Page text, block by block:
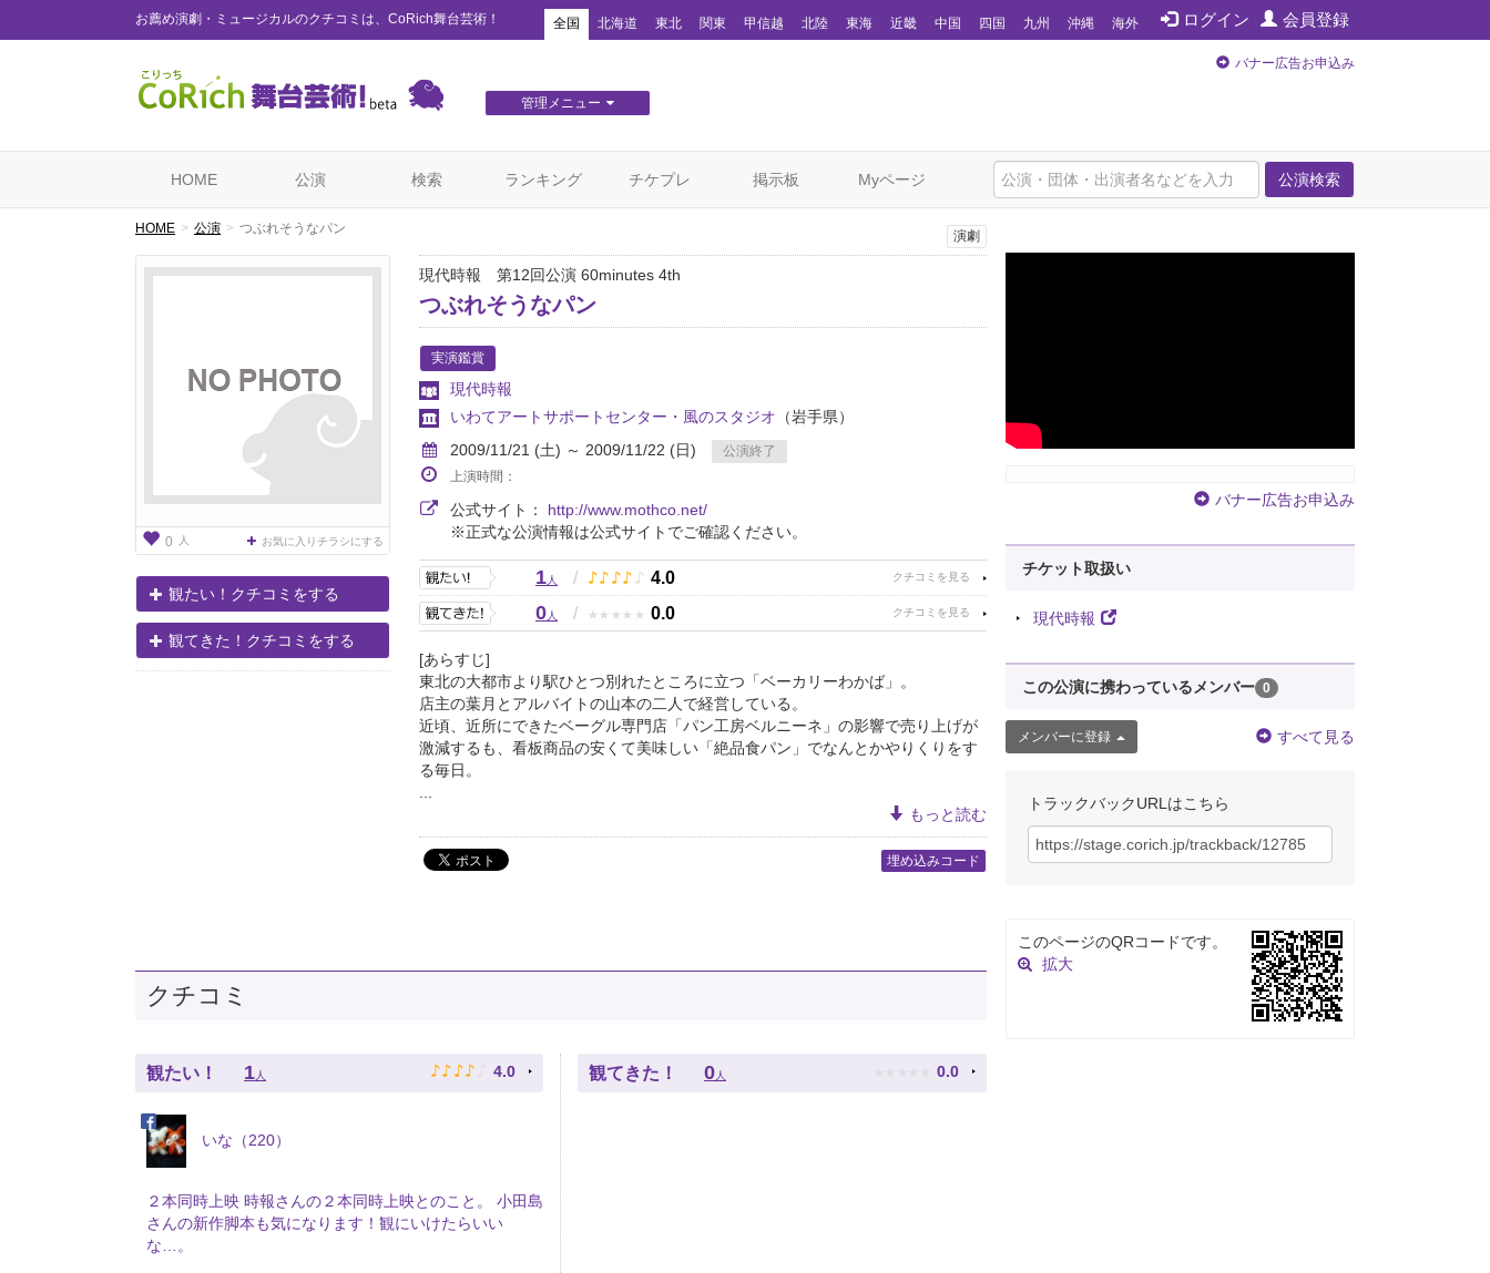
お薦め演劇・ミュージカルのクチコミは、CoRich舞台芸術！ ログイン 会員登録
全国 北海道 東北 関東 甲信越 北陸 東海 近畿 中国 四国 九州 沖縄 海外
管理メニュー
バナー広告お申込み
公演検索
HOME 公演 検索 ランキング チケプレ 掲示板 Myページ
HOME 公演 つぶれそうなパン
0 人 お気に入りチラシにする
観たい！クチコミをする
観てきた！クチコミをする
演劇
現代時報 第12回公演 60minutes 4th
つぶれそうなパン
実演鑑賞
現代時報
いわてアートサポートセンター・風のスタジオ （岩手県）
2009/11/21 (土) ～ 2009/11/22 (日)
公演終了
上演時間：
公式サイト： http://www.mothco.net/
※正式な公演情報は公式サイトでご確認ください。
1人 / ♪ ♪ ♪ ♪ ♪ 4.0
0人 / ★ ★ ★ ★ ★ 0.0
[あらすじ]
東北の大都市より駅ひとつ別れたところに立つ「ベーカリーわかば」。
店主の葉月とアルバイトの山本の二人で経営している。
近頃、近所にできたベーグル専門店「パン工房ベルニーネ」の影響で売り上げが
激減するも、看板商品の安くて美味しい「絶品食パン」でなんとかやりくりをす
る毎日。
もっと読む
埋め込みコード
クチコミ
観たい！ 1 人 ♪ ♪ ♪ ♪ ♪ 4.0
いな（220）
２本同時上映 時報さんの２本同時上映とのこと。 小田島
さんの新作脚本も気になります！観にいけたらいい
な…。
観てきた！ 0 人 ★ ★ ★ ★ ★ 0.0
バナー広告お申込み
チケット取扱い
現代時報
この公演に携わっているメンバー 0
メンバーに登録 すべて見る
トラックバックURLはこちら
このページのQRコードです。
拡大